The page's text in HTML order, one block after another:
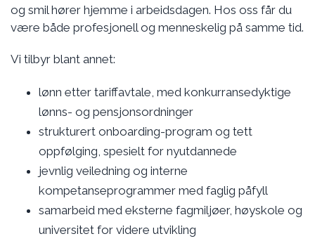
og smil hører hjemme i arbeidsdagen. Hos oss får du
være både profesjonell og menneskelig på samme tid.
Vi tilbyr blant annet:
lønn etter tariffavtale, med konkurransedyktige
lønns- og pensjonsordninger
strukturert onboarding-program og tett
oppfølging, spesielt for nyutdannede
jevnlig veiledning og interne
kompetanseprogrammer med faglig påfyll
samarbeid med eksterne fagmiljøer, høyskole og
universitet for videre utvikling